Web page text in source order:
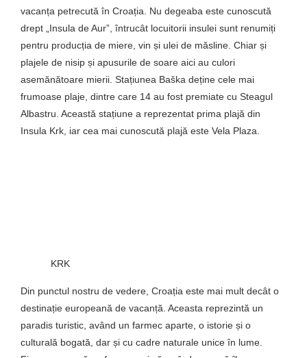
vacanța petrecută în Croația. Nu degeaba este cunoscută
drept „Insula de Aur”, întrucât locuitorii insulei sunt renumiți
pentru producția de miere, vin și ulei de măsline. Chiar și
plajele de nisip și apusurile de soare aici au culori
asemănătoare mierii. Stațiunea Baška deține cele mai
frumoase plaje, dintre care 14 au fost premiate cu Steagul
Albastru. Această stațiune a reprezentat prima plajă din
Insula Krk, iar cea mai cunoscută plajă este Vela Plaza.
KRK
Din punctul nostru de vedere, Croația este mai mult decât o
destinație europeană de vacanță. Aceasta reprezintă un
paradis turistic, având un farmec aparte, o istorie și o
culturală bogată, dar și cu cadre naturale unice în lume.